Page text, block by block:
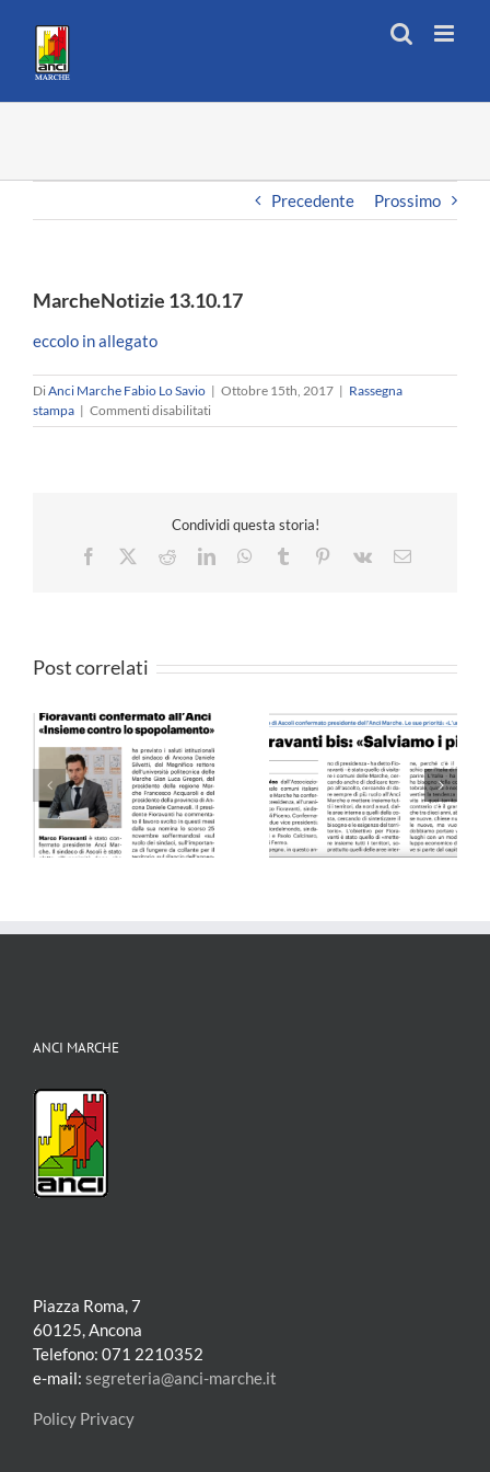
contenuto
Precedente Prossimo
MarcheNotizie 13.10.17
eccolo in allegato
DiAnci Marche Fabio Lo Savio | Ottobre 15th, 2017 | Rassegna
stampa | Commenti disabilitatisu
MarcheNotizie
Condividi questa storia!
Facebook
RedditLinkedInWhatsApp
Tumblr Pinterest
Vk Email
Post correlati
QN 10.09.24
Il Resto del Carlino –
25.05.24
ANCI MARCHE
Piazza Roma, 7
60125, Ancona
Telefono: 071 2210352
e-mail: segreteria@anci-marche.it
Policy Privacy